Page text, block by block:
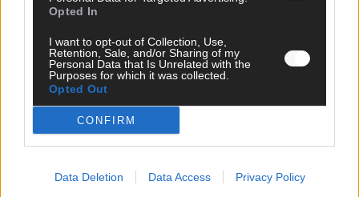
Opted In
I want to opt-out of Collection, Use,
Retention, Sale, and/or Sharing of my
Personal Data that Is Unrelated with the
Purposes for which it was collected.
Opted Out
CONFIRM
Data Deletion Data Access Privacy Policy
Ratgeber
Wissen
Kommentar
Streams & Storys